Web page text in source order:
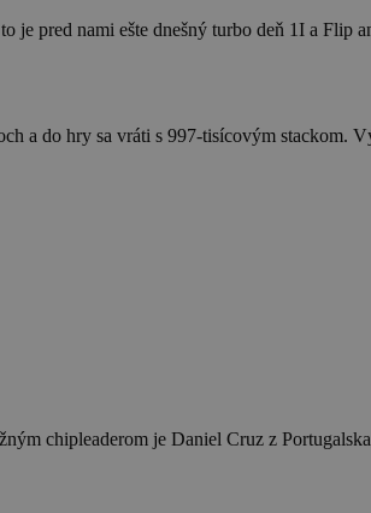
je pred nami ešte dnešný turbo deň 1I a Flip
a do hry sa vráti s 997-tisícovým stackom.
chipleaderom je Daniel Cruz z